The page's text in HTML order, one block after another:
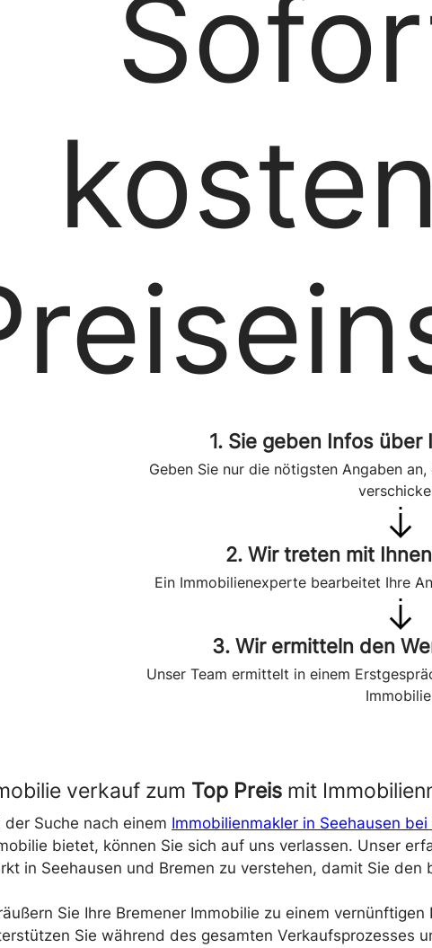
1. Sie geben Infos über
Geben Sie nur die nötigsten Angaben
2. Wir treten mit
Ein Immobilienexperte bearbeitet Ihre
3. Wir ermitteln den
Unser Team ermittelt in einem
verkauf zum Top Preis mit
der Suche nach einem Immobilienmakler in Seehausen bei
bietet, können Sie sich auf uns verlassen. Unser
in Seehausen und Bremen zu verstehen, damit Sie
Sie Ihre Bremener Immobilie zu einem
Sie während des gesamten Verkaufsprozesses